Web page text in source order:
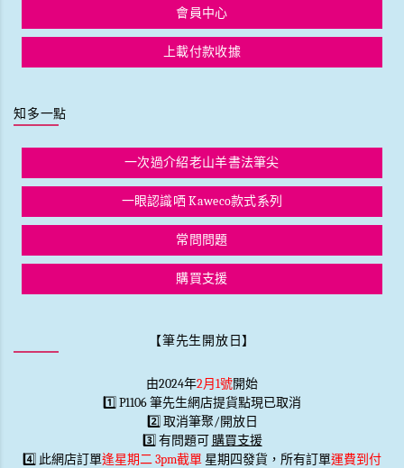
會員中心
上載付款收據
知多一點
一次過介紹老山羊書法筆尖
一眼認識哂 Kaweco款式系列
常問問題
購買支援
【筆先生開放日】
由2024年2月1號開始
1️⃣ P1106 筆先生網店提貨點現已取消
2️⃣ 取消筆聚/開放日
3️⃣ 有問題可 購買支援
4️⃣ 此網店訂單逢星期二 3pm截單 星期四發貨，所有訂單運費到付